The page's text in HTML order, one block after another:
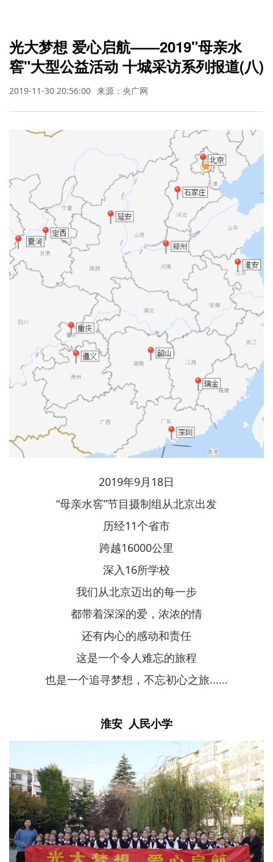
光大梦想 爱心启航——2019"母亲水
窖"大型公益活动 十城采访系列报道(八)
2019-11-30 20:56:00 来源：央广网
2019年9月18日
“母亲水窖”节目摄制组从北京出发
历经11个省市
跨越16000公里
深入16所学校
我们从北京迈出的每一步
都带着深深的爱，浓浓的情
还有内心的感动和责任
这是一个令人难忘的旅程
也是一个追寻梦想，不忘初心之旅......
淮安 人民小学